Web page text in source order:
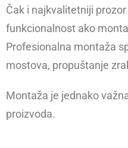
Čak i najkvalitetniji
funkcionalnost ako
Profesionalna montaža
mostova, propuštanje
Montaža je jednako
proizvoda.